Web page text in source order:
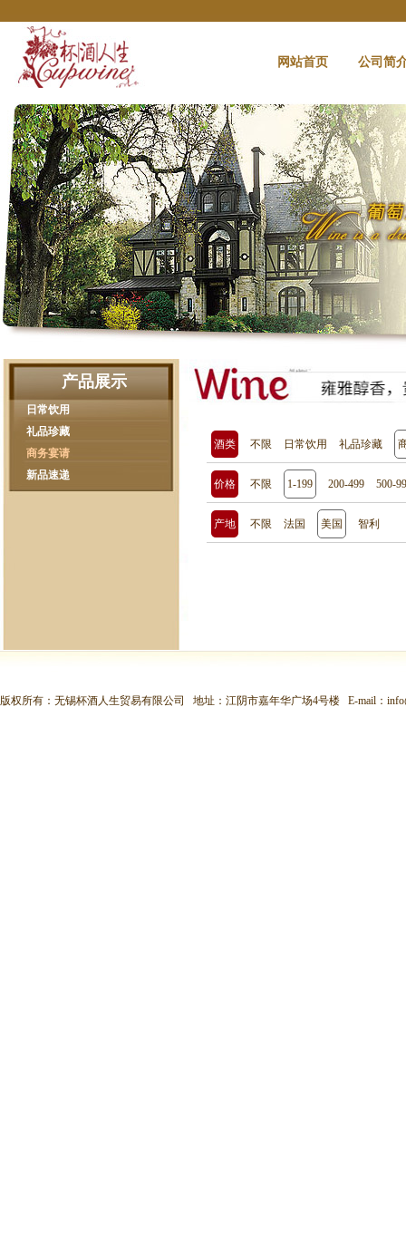
网站首页 公司简
产品展示
日常饮用
礼品珍藏
商务宴请
新品速递
酒类 不限 日常饮用 礼品珍藏
价格 不限 1-199 200-499 500-
产地 不限 法国 美国 智利
版权所有：无锡杯酒人生贸易有限公司 地址：江阴市嘉年华广场4号楼 E-mail：